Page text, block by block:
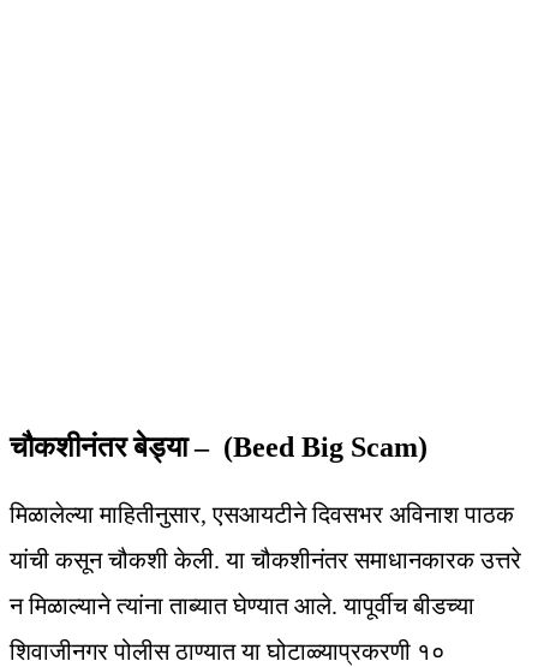
चौकशीनंतर बेड्या – (Beed Big Scam)
मिळालेल्या माहितीनुसार, एसआयटीने दिवसभर अविनाश पाठक
यांची कसून चौकशी केली. या चौकशीनंतर समाधानकारक उत्तरे
न मिळाल्याने त्यांना ताब्यात घेण्यात आले. यापूर्वीच बीडच्या
शिवाजीनगर पोलीस ठाण्यात या घोटाळ्याप्रकरणी १०